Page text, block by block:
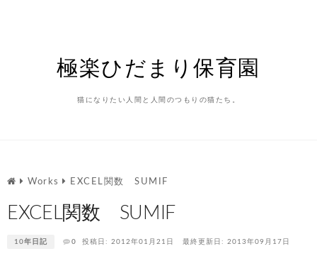
極楽ひだまり保育園
猫になりたい人間と人間のつもりの猫たち。
Works EXCEL関数 SUMIF
EXCEL関数 SUMIF
10年日記 0 投稿日: 2012年01月21日 最終更新日: 2013年09月17日